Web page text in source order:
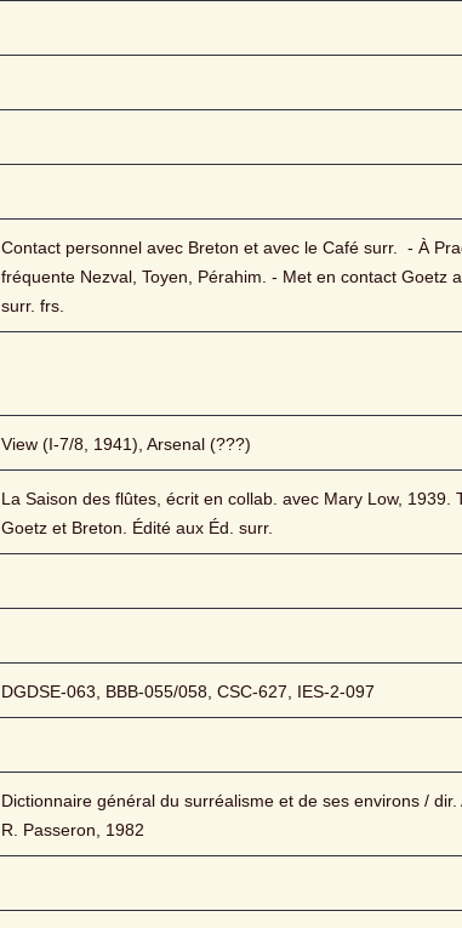
Contact personnel avec Breton et avec le Café surr.  - À
fréquente Nezval, Toyen, Pérahim. - Met en contact Goetz
surr. frs.
View (I-7/8, 1941), Arsenal (???)
La Saison des flûtes, écrit en collab. avec Mary Low, 1939.
Goetz et Breton. Édité aux Éd. surr.
DGDSE-063, BBB-055/058, CSC-627, IES-2-097
Dictionnaire général du surréalisme et de ses environs / dir.
R. Passeron, 1982